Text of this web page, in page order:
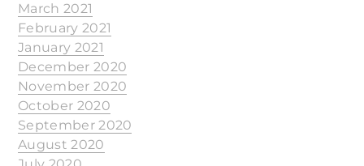
March 2021
February 2021
January 2021
December 2020
November 2020
October 2020
September 2020
August 2020